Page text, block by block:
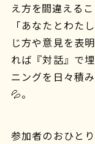
え方を間違える
「あなたとわた
じ方や意見を表
れば『対話』で
ニングを日々積
💦。
参加者のおひと